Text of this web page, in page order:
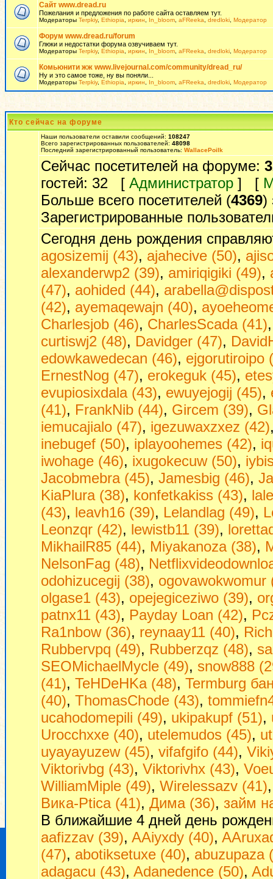
Сайт www.dread.ru
Пожелания и предложения по работе сайта оставляем тут.
Модераторы Terpkiy, Ethiopia иркин In_bloom aFReeka dredloki Модератор
Форум www.dread.ru/forum
Глюки и недостатки форума озвучиваем тут.
Модераторы Terpkiy, Ethiopia иркин In_bloom aFReeka dredloki Модератор
Комьюнити жж www.livejournal.com/community/dread_ru/
Ну и это самое тоже, ну вы поняли...
Модераторы Terpkiy, Ethiopia иркин In_bloom aFReeka dredloki Модератор
Кто сейчас на форуме
Наши пользователи оставили сообщений: 108247
Всего зарегистрированных пользователей: 48098
Последний зарегистрированный пользователь: WallacePoilk
Сейчас посетителей на форуме:
гостей: 32 [ Администратор ] [
Больше всего посетителей (4369)
Зарегистрированные
Сегодня день рождения
agosizemij (43), ajahecive (50),
alexanderwp2 (39), amiriqigiki (49),
(47), aohided (44),
(42), ayemaqewajn (40),
Charlesjob (46), CharlesScada (41)
curtiswj2 (48), Davidger (47),
edowkawedecan (46), ejgorutiroipo
ErnestNog (47), erokeguk (45),
evupiosixdala (43), ewuyejogij (45),
(41), FrankNib (44), Gircem (39),
iemucajialo (47), igezuwaxzxez (42)
inebugef (50), iplayoohemes (42),
iwohage (46), ixugokecuw (50),
Jacobmebra (45), Jamesbig (46),
KiaPlura (38), konfetkakiss (43),
(43), leavh16 (39), Lelandlag (49),
Leonzqr (42), lewistb11 (39),
MikhailR85 (44), Miyakanoza (38),
NelsonFag (48),
odohizucegij (38), ogovawokwomur
olgase1 (43), opejegiceziwo (39),
patnx11 (43), Payday Loan (42),
Ra1nbow (36), reynaay11 (40),
Rubbervpq (49), Rubberzqz (48),
SEOMichaelMycle (49), snow888
(41), TeHDeHKa (48), Termburg
(40), ThomasChode (43),
ucahodomepili (49), ukipakupf (51),
Urocchxxe (40), utelemudos (45),
uyayayuzew (45), vifafgifo (44),
Viktorivbg (43), Viktorivhx (43),
WilliamMiple (49), Wirelessazv (41)
Вика-Ptica (41), Дима (36), займ
В ближайшие 4 дней день
aafizzav (39), AAiyxdy (40),
(47), abotiksetuxe (40), abuzupaza
adagacu (43), Adanedence (50),